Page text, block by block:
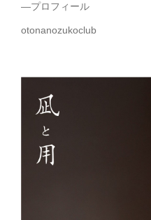
―プロフィール
otonanozukoclub